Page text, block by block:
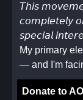
𝘛𝘩𝘪𝘴
𝘤𝘰𝘮𝘱𝘭𝘦𝘵𝘦𝘭𝘺
𝘴𝘱𝘦𝘤𝘪𝘢𝘭
My primary
— and I'm
Donate to